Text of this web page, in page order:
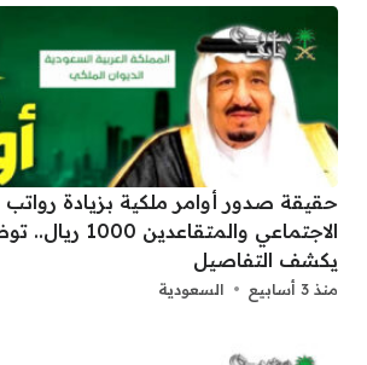
حقيقة صدور أوامر ملكية بزيادة
الاجتماعي
يكشف التفاصيل
منذ 3 أسابيع السعودية